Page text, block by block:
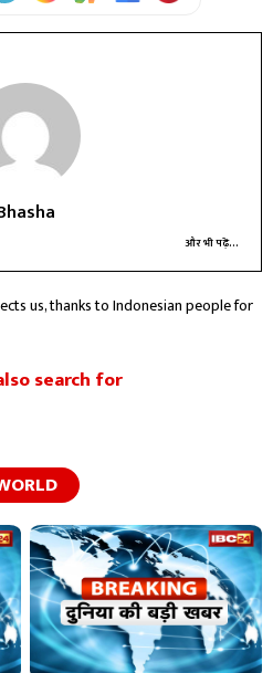
और भी पढ़ें...
us, thanks to Indonesian people for
search for